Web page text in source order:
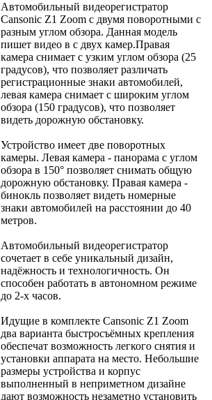
Автомобильный видеорегистратор
Cansonic Z1 Zoom с двумя поворотными с
разным углом обзора. Данная модель
пишет видео в с двух камер.Правая
камера снимает с узким углом обзора (25
градусов), что позволяет различать
регистрационные знаки автомобилей,
левая камера снимает с широким углом
обзора (150 градусов), что позволяет
видеть дорожную обстановку.
Устройство имеет две поворотных
камеры. Левая камера - панорама с углом
обзора в 150° позволяет снимать общую
дорожную обстановку. Правая камера -
бинокль позволяет видеть номерные
знаки автомобилей на расстоянии до 40
метров.
Автомобильный видеорегистратор
сочетает в себе уникальный дизайн,
надёжность и технологичность. Он
способен работать в автономном режиме
до 2-х часов.
Идущие в комплекте Cansonic Z1 Zoom
два варианта быстросъёмных крепления
обеспечат возможность легкого снятия и
установки аппарата на место. Небольшие
размеры устройства и корпус
выполненный в неприметном дизайне
дают возможность незаметно установить